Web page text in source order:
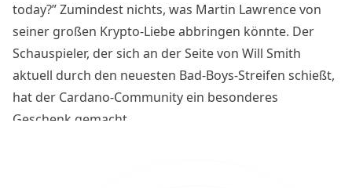
today?” Zumindest nichts, was Martin Lawrence von
seiner großen Krypto-Liebe abbringen könnte. Der
Schauspieler, der sich an der Seite von Will Smith
aktuell durch den neuesten Bad-Boys-Streifen schießt,
hat der Cardano-Community ein besonderes
Geschenk gemacht.